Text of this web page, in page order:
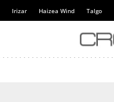
Irizar Haizea Wind Talgo